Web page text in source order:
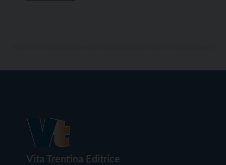
Vita Trentina Editrice